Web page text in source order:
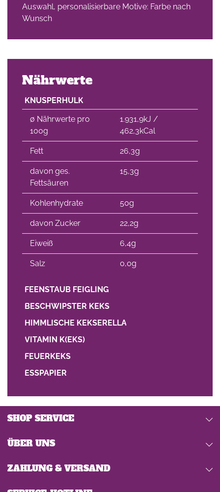
Auswahl, personalisierbare Motive: Farbe nach
Wunsch
Nährwerte
KNUSPERHULK
∅ Nährwerte pro
100g
1.931,9kJ /
462,3kCal
Fett 26,3g
davon ges.
Fettsäuren
15,3g
Kohlenhydrate 50g
davon Zucker 22,2g
Eiweiß 6,4g
Salz 0,0g
FEENSTAUB FEIGLING
BESCHWIPSTER KEKS
HIMMLISCHE KEKSERELLA
VITAMIN K(EKS)
FEUERKEKS
ESSPAPIER
SHOP SERVICE
ÜBER UNS
ZAHLUNG & VERSAND